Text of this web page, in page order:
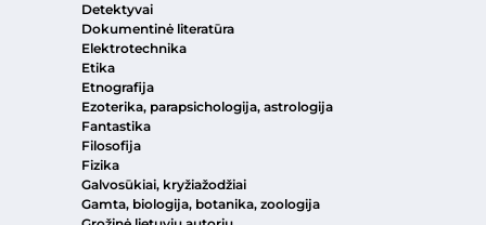
Detektyvai
Dokumentinė literatūra
Elektrotechnika
Etika
Etnografija
Ezoterika, parapsichologija, astrologija
Fantastika
Filosofija
Fizika
Galvosūkiai, kryžiažodžiai
Gamta, biologija, botanika, zoologija